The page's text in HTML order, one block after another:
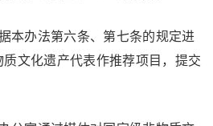
本办法第六条、第七条的规定进
文化遗产代表作推荐项目，提交